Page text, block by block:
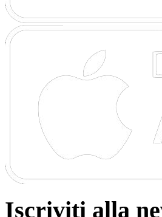
Iscriviti alla